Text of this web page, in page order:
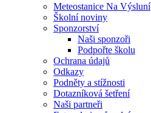
Meteostanice Na Výsluní
Školní noviny
Sponzorství
Naši sponzoři
Podpořte školu
Ochrana údajů
Odkazy
Podněty a stížnosti
Dotazníková šetření
Naši partneři